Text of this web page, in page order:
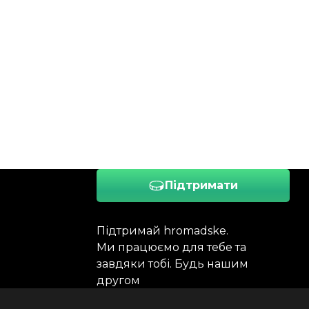
Підтримати
Підтримай hromadske.
Ми працюємо для тебе та
завдяки тобі. Будь нашим
другом